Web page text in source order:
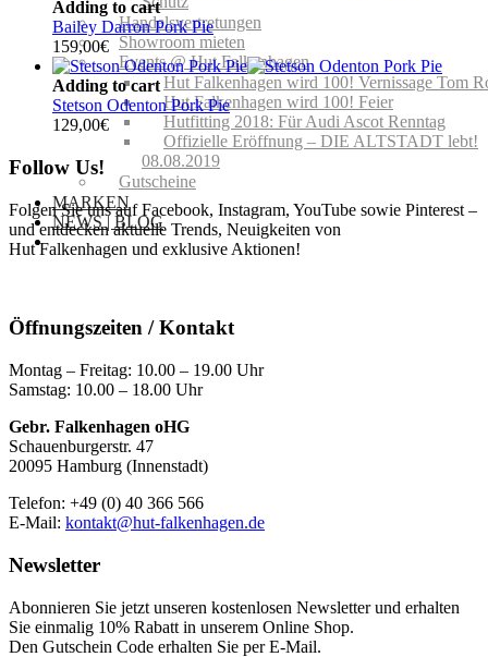
Handelsvertretungen
Showroom mieten
Events @ Hut Falkenhagen
Hut Falkenhagen wird 100! Vernissage Tom
Hut Falkenhagen wird 100! Feier
Hutfitting 2018: Für Audi Ascot Renntag
Offizielle Eröffnung – DIE ALTSTADT lebt!
08.08.2019
Gutscheine
MARKEN
NEWS | BLOG
Adding to cart
Bailey Darron Pork Pie
159,00€
Adding to cart
Stetson Odenton Pork Pie
129,00€
Follow Us!
Folgen Sie uns auf Facebook, Instagram, YouTube sowie Pinterest –
und entdecken aktuelle Trends, Neuigkeiten von
Hut Falkenhagen und exklusive Aktionen!
Öffnungszeiten / Kontakt
Montag – Freitag: 10.00 – 19.00 Uhr
Samstag: 10.00 – 18.00 Uhr
Gebr. Falkenhagen oHG
Schauenburgerstr. 47
20095 Hamburg (Innenstadt)
Telefon: +49 (0) 40 366 566
E-Mail: kontakt@hut-falkenhagen.de
Newsletter
Abonnieren Sie jetzt unseren kostenlosen Newsletter und erhalten
Sie einmalig 10% Rabatt in unserem Online Shop.
Den Gutschein Code erhalten Sie per E-Mail.